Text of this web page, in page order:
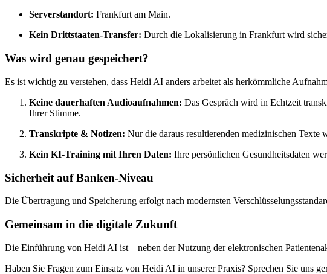
Serverstandort: Frankfurt am Main.
Kein Drittstaaten-Transfer: Durch die Lokalisierung in Frankfurt wird
Was wird genau gespeichert?
Es ist wichtig zu verstehen, dass Heidi AI anders arbeitet als herkömmliche
Keine dauerhaften Audioaufnahmen: Das Gespräch wird in Echtzeit
Ihrer Stimme.
Transkripte & Notizen: Nur die daraus resultierenden medizinischen Texte
Kein KI-Training mit Ihren Daten: Ihre persönlichen Gesundheitsdaten
Sicherheit auf Banken-Niveau
Die Übertragung und Speicherung erfolgt nach modernsten
Gemeinsam in die digitale Zukunft
Die Einführung von Heidi AI ist – neben der Nutzung der elektronischen
Haben Sie Fragen zum Einsatz von Heidi AI in unserer Praxis? Sprechen Sie uns